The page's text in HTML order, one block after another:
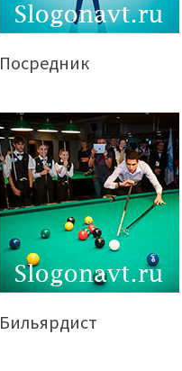
Посредник
Бильярдист